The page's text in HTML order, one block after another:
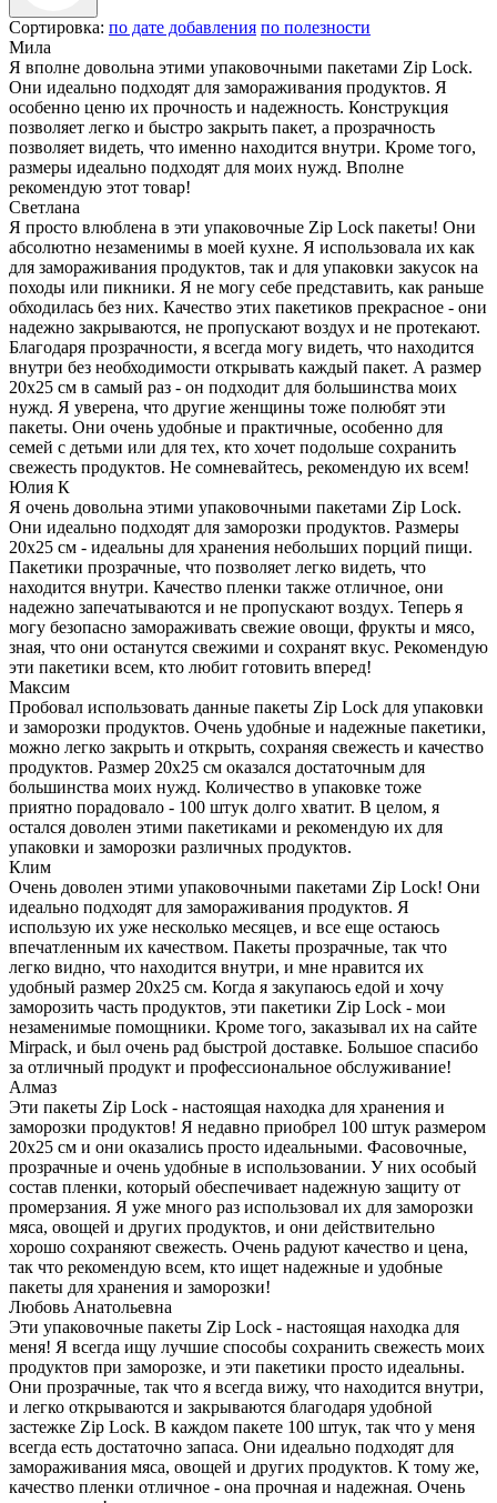
Сортировка: по дате добавления по полезности
Мила
Я вполне довольна этими упаковочными пакетами Zip Lock.
Они идеально подходят для замораживания продуктов. Я
особенно ценю их прочность и надежность. Конструкция
позволяет легко и быстро закрыть пакет, а прозрачность
позволяет видеть, что именно находится внутри. Кроме того,
размеры идеально подходят для моих нужд. Вполне
рекомендую этот товар!
Светлана
Я просто влюблена в эти упаковочные Zip Lock пакеты! Они
абсолютно незаменимы в моей кухне. Я использовала их как
для замораживания продуктов, так и для упаковки закусок на
походы или пикники. Я не могу себе представить, как раньше
обходилась без них. Качество этих пакетиков прекрасное - они
надежно закрываются, не пропускают воздух и не протекают.
Благодаря прозрачности, я всегда могу видеть, что находится
внутри без необходимости открывать каждый пакет. А размер
20х25 см в самый раз - он подходит для большинства моих
нужд. Я уверена, что другие женщины тоже полюбят эти
пакеты. Они очень удобные и практичные, особенно для
семей с детьми или для тех, кто хочет подольше сохранить
свежесть продуктов. Не сомневайтесь, рекомендую их всем!
Юлия К
Я очень довольна этими упаковочными пакетами Zip Lock.
Они идеально подходят для заморозки продуктов. Размеры
20х25 см - идеальны для хранения небольших порций пищи.
Пакетики прозрачные, что позволяет легко видеть, что
находится внутри. Качество пленки также отличное, они
надежно запечатываются и не пропускают воздух. Теперь я
могу безопасно замораживать свежие овощи, фрукты и мясо,
зная, что они останутся свежими и сохранят вкус. Рекомендую
эти пакетики всем, кто любит готовить вперед!
Максим
Пробовал использовать данные пакеты Zip Lock для упаковки
и заморозки продуктов. Очень удобные и надежные пакетики,
можно легко закрыть и открыть, сохраняя свежесть и качество
продуктов. Размер 20х25 см оказался достаточным для
большинства моих нужд. Количество в упаковке тоже
приятно порадовало - 100 штук долго хватит. В целом, я
остался доволен этими пакетиками и рекомендую их для
упаковки и заморозки различных продуктов.
Клим
Очень доволен этими упаковочными пакетами Zip Lock! Они
идеально подходят для замораживания продуктов. Я
использую их уже несколько месяцев, и все еще остаюсь
впечатленным их качеством. Пакеты прозрачные, так что
легко видно, что находится внутри, и мне нравится их
удобный размер 20х25 см. Когда я закупаюсь едой и хочу
заморозить часть продуктов, эти пакетики Zip Lock - мои
незаменимые помощники. Кроме того, заказывал их на сайте
Mirpack, и был очень рад быстрой доставке. Большое спасибо
за отличный продукт и профессиональное обслуживание!
Алмаз
Эти пакеты Zip Lock - настоящая находка для хранения и
заморозки продуктов! Я недавно приобрел 100 штук размером
20х25 см и они оказались просто идеальными. Фасовочные,
прозрачные и очень удобные в использовании. У них особый
состав пленки, который обеспечивает надежную защиту от
промерзания. Я уже много раз использовал их для заморозки
мяса, овощей и других продуктов, и они действительно
хорошо сохраняют свежесть. Очень радуют качество и цена,
так что рекомендую всем, кто ищет надежные и удобные
пакеты для хранения и заморозки!
Любовь Анатольевна
Эти упаковочные пакеты Zip Lock - настоящая находка для
меня! Я всегда ищу лучшие способы сохранить свежесть моих
продуктов при заморозке, и эти пакетики просто идеальны.
Они прозрачные, так что я всегда вижу, что находится внутри,
и легко открываются и закрываются благодаря удобной
застежке Zip Lock. В каждом пакете 100 штук, так что у меня
всегда есть достаточно запаса. Они идеально подходят для
замораживания мяса, овощей и других продуктов. К тому же,
качество пленки отличное - она прочная и надежная. Очень